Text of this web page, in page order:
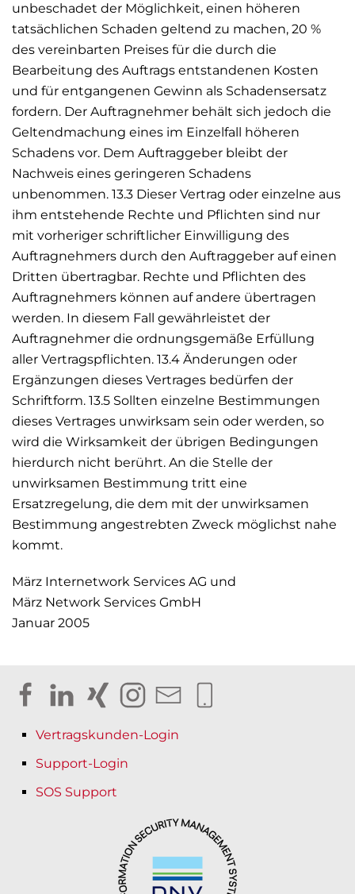
unbeschadet der Möglichkeit, einen höheren
tatsächlichen Schaden geltend zu machen, 20 %
des vereinbarten Preises für die durch die
Bearbeitung des Auftrags entstandenen Kosten
und für entgangenen Gewinn als Schadensersatz
fordern. Der Auftragnehmer behält sich jedoch die
Geltendmachung eines im Einzelfall höheren
Schadens vor. Dem Auftraggeber bleibt der
Nachweis eines geringeren Schadens
unbenommen. 13.3 Dieser Vertrag oder einzelne aus
ihm entstehende Rechte und Pflichten sind nur
mit vorheriger schriftlicher Einwilligung des
Auftragnehmers durch den Auftraggeber auf einen
Dritten übertragbar. Rechte und Pflichten des
Auftragnehmers können auf andere übertragen
werden. In diesem Fall gewährleistet der
Auftragnehmer die ordnungsgemäße Erfüllung
aller Vertragspflichten. 13.4 Änderungen oder
Ergänzungen dieses Vertrages bedürfen der
Schriftform. 13.5 Sollten einzelne Bestimmungen
dieses Vertrages unwirksam sein oder werden, so
wird die Wirksamkeit der übrigen Bedingungen
hierdurch nicht berührt. An die Stelle der
unwirksamen Bestimmung tritt eine
Ersatzregelung, die dem mit der unwirksamen
Bestimmung angestrebten Zweck möglichst nahe
kommt.
März Internetwork Services AG und
März Network Services GmbH
Januar 2005
Vertragskunden-Login
Support-Login
SOS Support